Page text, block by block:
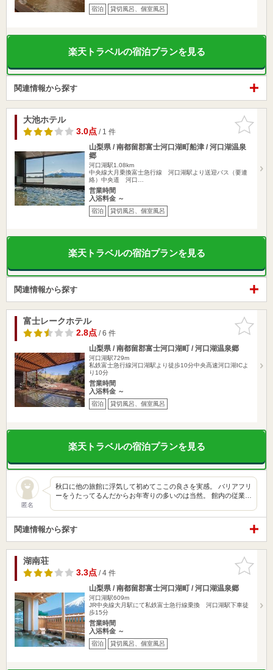
宿泊 貸切風呂、個室風呂
楽天トラベルの宿泊プランを見る
関連情報から探す
お気に入
りに追加
大池ホテル
3.0点/ 1 件
山梨県 / 南都留郡富士河口湖町船津 / 河口湖温泉
郷
河口湖駅1.08km
中央線大月乗換富士急行線 河口湖駅より送迎バス（要連
絡）中央道 河口…
営業時間
入浴料金 ～
宿泊 貸切風呂、個室風呂
楽天トラベルの宿泊プランを見る
関連情報から探す
お気に入
りに追加
富士レークホテル
2.8点/ 6 件
山梨県 / 南都留郡富士河口湖町 / 河口湖温泉郷
河口湖駅729m
私鉄富士急行線河口湖駅より徒歩10分中央高速河口湖ICよ
り10分
営業時間
入浴料金 ～
宿泊 貸切風呂、個室風呂
楽天トラベルの宿泊プランを見る
匿名
秋口に他の旅館に浮気して初めてここの良さを実感。 バリアフリ
ーをうたってるんだからお年寄りの多いのは当然。 館内の従業…
関連情報から探す
お気に入
りに追加
湖南荘
3.3点/ 4 件
山梨県 / 南都留郡富士河口湖町 / 河口湖温泉郷
河口湖駅609m
JR中央線大月駅にて私鉄富士急行線乗換 河口湖駅下車徒
歩15分
営業時間
入浴料金 ～
宿泊 貸切風呂、個室風呂